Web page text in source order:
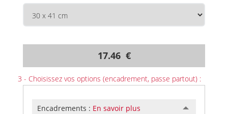
17.46 €
3 - Choisissez vos options (encadrement, passe partout) :
Encadrements : En savoir plus